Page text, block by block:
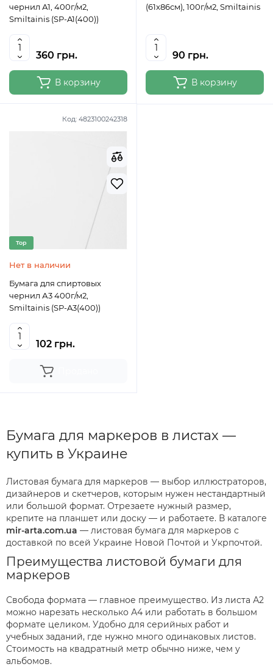
чернил А1, 400г/м2,
Smiltainis (SP-A1(400))
360 грн.
В корзину
(61x86см), 100г/м2, Smiltainis
90 грн.
В корзину
Код: 4823100242318
Top
Нет в наличии
Бумага для спиртовых
чернил А3 400г/м2,
Smiltainis (SP-A3(400))
102 грн.
Бумага для маркеров в листах —
купить в Украине
Листовая бумага для маркеров — выбор иллюстраторов,
дизайнеров и скетчеров, которым нужен нестандартный
или большой формат. Отрезаете нужный размер,
крепите на планшет или доску — и работаете. В каталоге
mir-arta.com.ua — листовая бумага для маркеров с
доставкой по всей Украине Новой Почтой и Укрпочтой.
Преимущества листовой бумаги для
маркеров
Свобода формата — главное преимущество. Из листа А2
можно нарезать несколько А4 или работать в большом
формате целиком. Удобно для серийных работ и
учебных заданий, где нужно много одинаковых листов.
Стоимость на квадратный метр обычно ниже, чем у
альбомов.